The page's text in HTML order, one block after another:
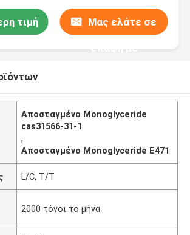
τιμή Μας ελάτε σε
επαφή με
Αποσταγμένο Monoglyceride
cas31566-31-1
,
Αποσταγμένο Monoglyceride E471
L/C, T/T
2000 τόνοι το μήνα